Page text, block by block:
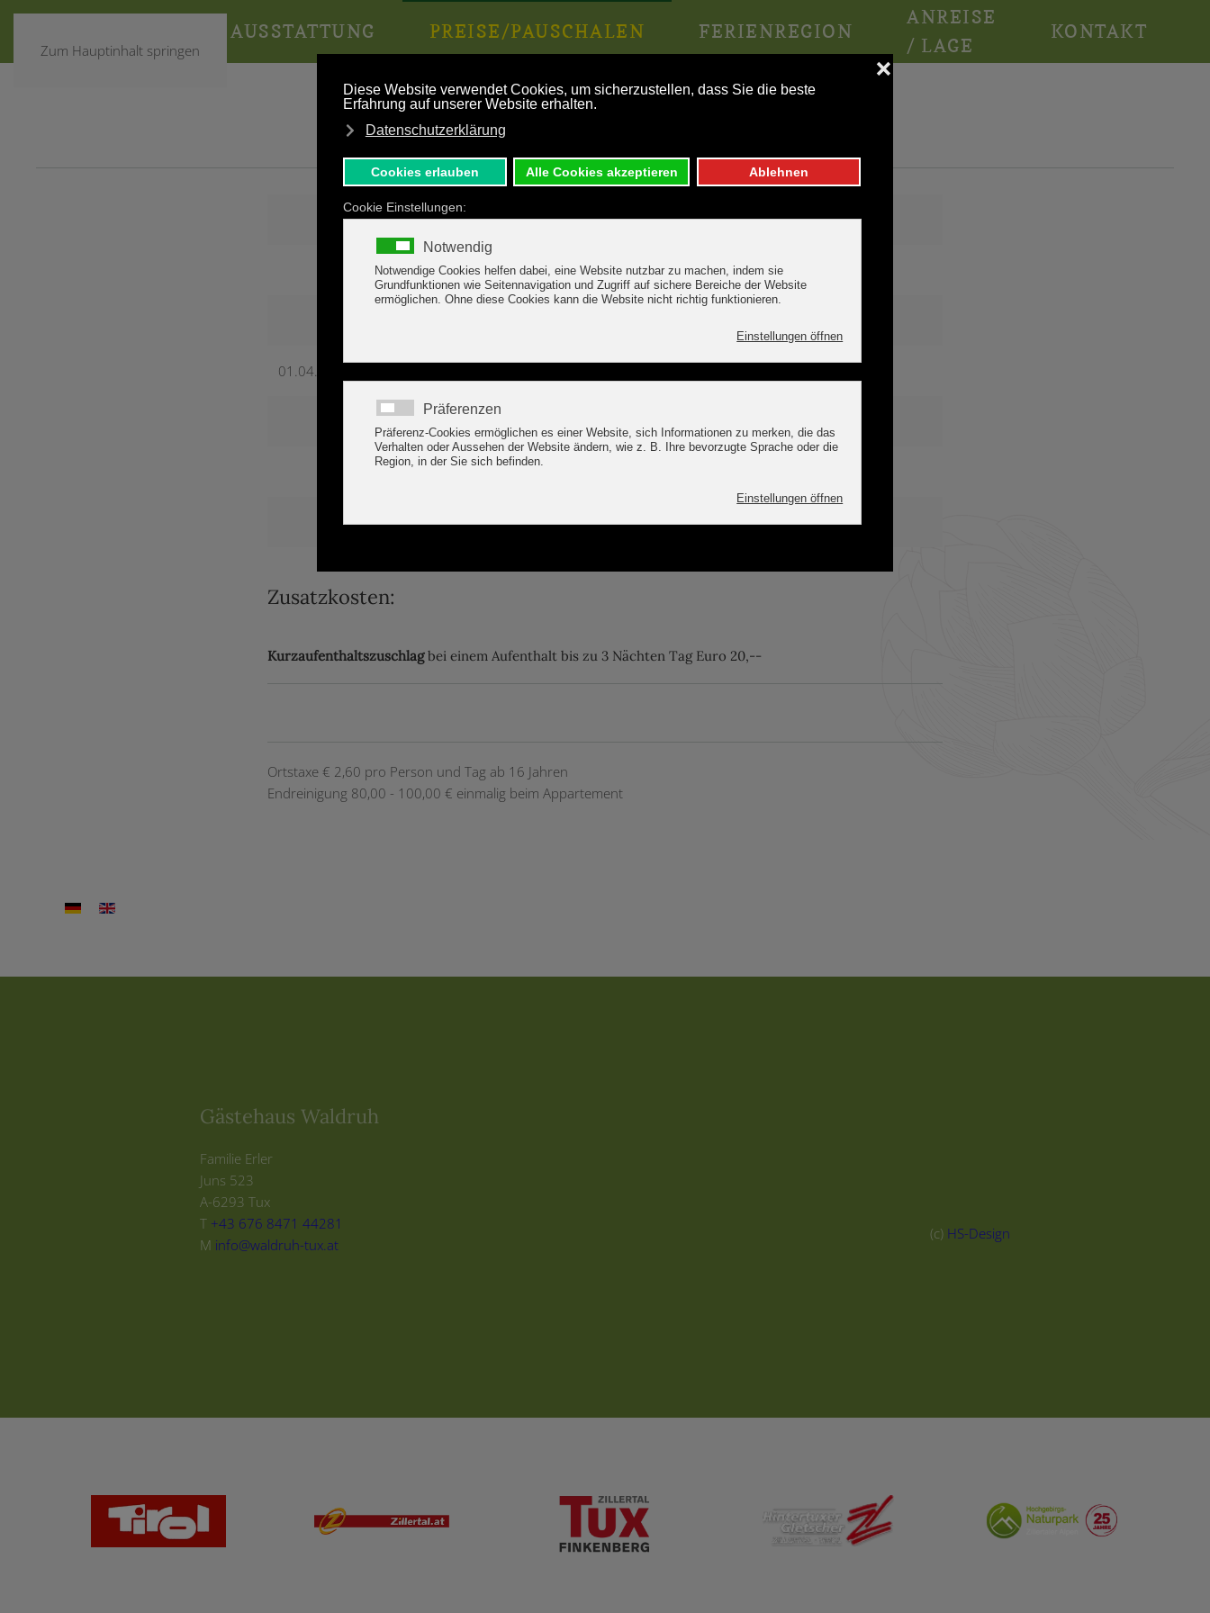
Zum Hauptinhalt springen
AUSSTATTUNG PREISE/PAUSCHALEN FERIENREGION
ANREISE
/ LAGE
KONTAKT
Preisliste Ferienwohnung
Zeitraum Preis Appartment pro Tag
01.04.2026 - 31.03.2027
Zusatzkosten:
Kurzaufenthaltszuschlagbei einem Aufenthalt bis zu 3 Nächten Tag Euro 20,--
Ortstaxe € 2,60 pro Person und Tag ab 16 Jahren
Endreinigung 80,00 - 100,00 € einmalig beim Appartement
Gästehaus Waldruh
Familie Erler
Juns 523
A-6293 Tux
T +43 676 8471 44281
M info@waldruh-tux.at
(c) HS-Design